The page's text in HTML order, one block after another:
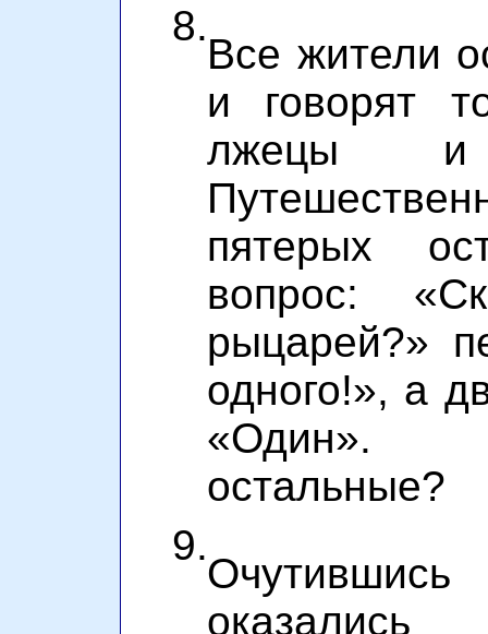
8.
Все жители
и говорят
лжецы и
пятерых
вопрос:
рыцарей?»
одного!», а
«Один».
остальные?
9.